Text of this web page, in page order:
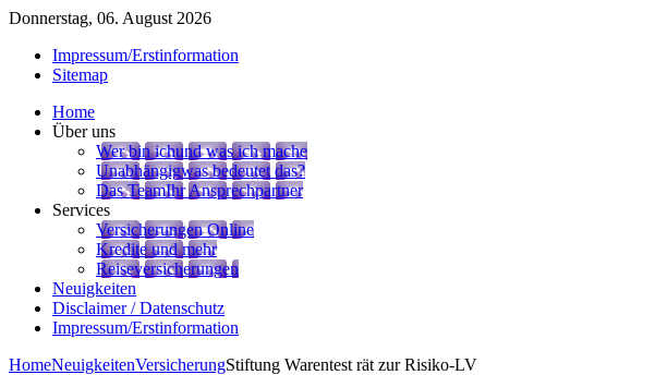
Donnerstag, 06. August 2026
Impressum/Erstinformation
Sitemap
Home
Über uns
Wer bin ichund was ich mache
Unabhängigwas bedeutet das?
Das TeamIhr Ansprechpartner
Services
Versicherungen Online
Kredite und mehr
Reiseversicherungen
Neuigkeiten
Disclaimer / Datenschutz
Impressum/Erstinformation
HomeNeuigkeitenVersicherungStiftung Warentest rät zur Risiko-LV